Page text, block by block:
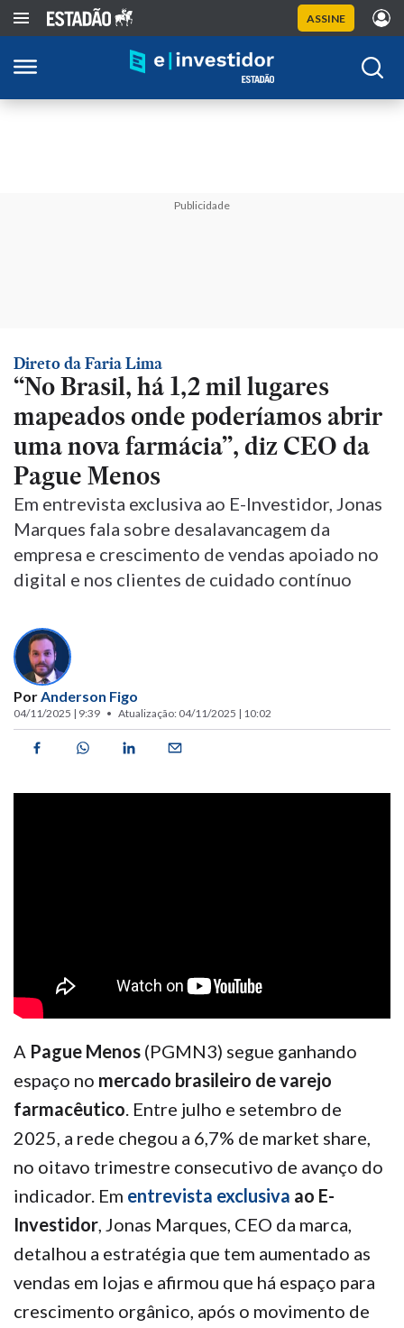
ASSINE
Publicidade
Direto da Faria Lima
“No Brasil, há 1,2 mil lugares
mapeados onde poderíamos abrir
uma nova farmácia”, diz CEO da
Pague Menos
Em entrevista exclusiva ao E-Investidor, Jonas
Marques fala sobre desalavancagem da
empresa e crescimento de vendas apoiado no
digital e nos clientes de cuidado contínuo
PorAnderson Figo
04/11/2025 | 9:39 Atualização: 04/11/2025 | 10:02
A Pague Menos (PGMN3) segue ganhando
espaço no mercado brasileiro de varejo
farmacêutico. Entre julho e setembro de
2025, a rede chegou a 6,7% de market share,
no oitavo trimestre consecutivo de avanço do
indicador. Em entrevista exclusiva ao E-
Investidor, Jonas Marques, CEO da marca,
detalhou a estratégia que tem aumentado as
vendas em lojas e afirmou que há espaço para
crescimento orgânico, após o movimento de